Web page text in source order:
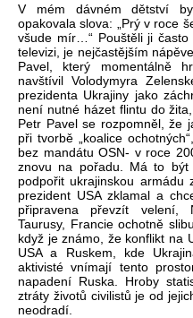
V mém dávném dětství
opakovala slova: „Prý v roce
všude mír…“ Pouštěli ji
televizi, je nejčastějším
Pavel, který momentálně
navštívil Volodymyra
prezidenta Ukrajiny jako
není nutné házet flintu do
Petr Pavel se rozpomněl, že
při tvorbě „koalice
bez mandátu OSN- v roce
znovu na pořadu. Má to být
podpořit ukrajinskou armádu
prezident USA zklamal a
připravena převzít velení,
Taurusy, Francie ochotně
když je známo, že konflikt na
USA a Ruskem, kde
aktivisté vnímají tento
napadení Ruska. Hroby
ztráty životů civilistů je od
neodradí.